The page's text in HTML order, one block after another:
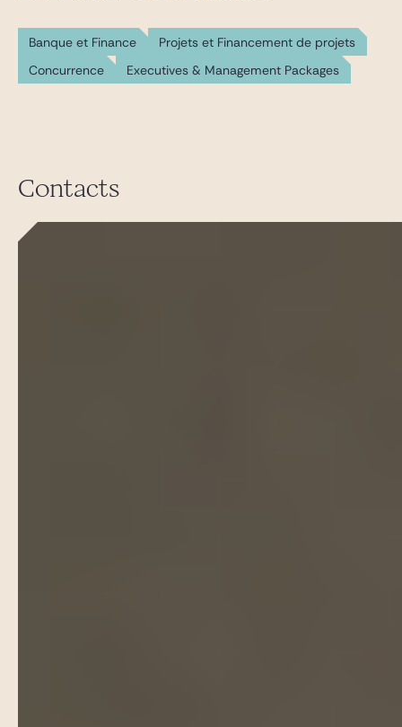
Banque et Finance
Projets et Financement de projets
Concurrence
Executives & Management Packages
Contacts